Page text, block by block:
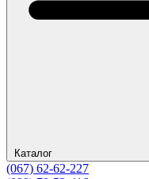
Каталог
(067) 62-62-227